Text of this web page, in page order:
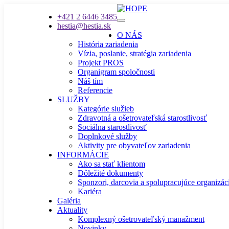
+421 2 6446 3485
hestia@hestia.sk
O NÁS
História zariadenia
Vízia, poslanie, stratégia zariadenia
Projekt PROS
Organigram spoločnosti
Náš tím
Referencie
SLUŽBY
Kategórie služieb
Zdravotná a ošetrovateľská starostlivosť
Sociálna starostlivosť
Doplnkové služby
Aktivity pre obyvateľov zariadenia
INFORMÁCIE
Ako sa stať klientom
Dôležité dokumenty
Sponzori, darcovia a spolupracujúce
Kariéra
Galéria
Aktuality
Komplexný ošetrovateľský manažment